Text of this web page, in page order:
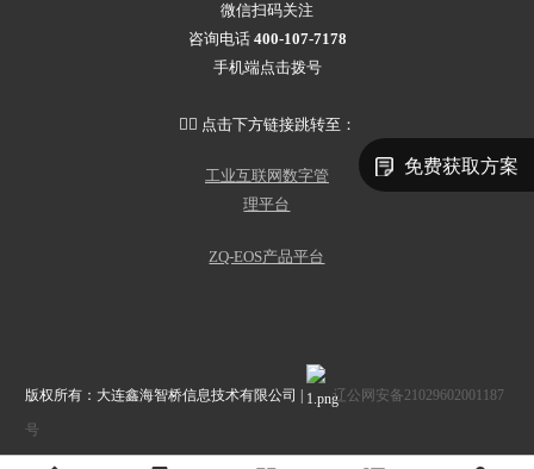
微信扫码关注
咨询电话 400-107-7178
手机端点击拨号
👇🏻 点击下方链接跳转至：
工业互联网数字管
理平台
ZQ-EOS产品平台
版权所有：大连鑫海智桥信息技术有限公司 | 辽公网安备21029602001187
号
免费获取方案